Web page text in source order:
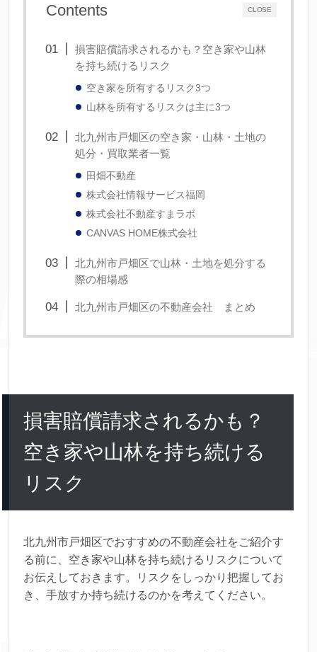
CLOSE
Contents
損害賠償請求されるかも？空き家や山林
を持ち続けるリスク
空き家を所有するリスク3つ
山林を所有するリスクは主に3つ
北九州市戸畑区の空き家・山林・土地の
処分・買取業者一覧
田畑不動産
株式会社情報サービス福岡
株式会社不動産すまラボ
CANVAS HOME株式会社
北九州市戸畑区で山林・土地を処分する
際の相場感
北九州市戸畑区の不動産会社 まとめ
損害賠償請求されるかも？
空き家や山林を持ち続ける
リスク
北九州市戸畑区でおすすめの不動産会社をご紹介す
る前に、空き家や山林を持ち続けるリスクについて
お伝えしておきます。リスクをしっかり把握してお
き、手放すか持ち続けるのかを考えてください。